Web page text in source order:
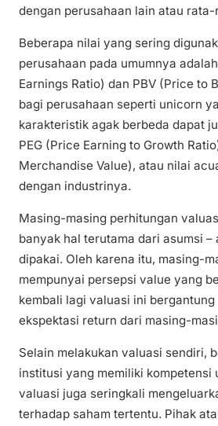
dengan perusahaan lain atau
Beberapa nilai yang sering
perusahaan pada umumnya
Earnings Ratio) dan PBV (Price to
bagi perusahaan seperti unicorn
karakteristik agak berbeda dapat
PEG (Price Earning to Growth
Merchandise Value), atau nilai
dengan industrinya.
Masing-masing perhitungan
banyak hal terutama dari asumsi –
dipakai. Oleh karena itu, masing-
mempunyai persepsi value yang
kembali lagi valuasi ini
ekspektasi return dari masing-
Selain melakukan valuasi sendiri,
institusi yang memiliki kompetensi
valuasi juga seringkali
terhadap saham tertentu. Pihak